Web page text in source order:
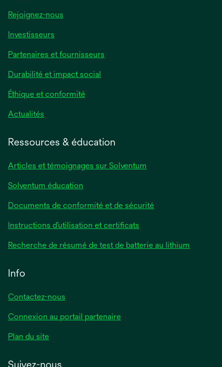
Rejoignez-nous
Investisseurs
Partenaires et fournisseurs
Durabilité et impact social
Éthique et conformité
Actualités
Ressources & éducation
Articles et témoignages sur Solventum
Solventum éducation
Documents de conformité et de sécurité
Instructions d’utilisation et certificats
Recherche de résumé de test de batterie au lithium
Info
Contactez-nous
Connexion au portail partenaire
Plan du site
Suivez-nous